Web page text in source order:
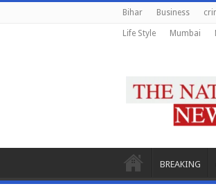
Bihar Business
Life Style Mumbai
BREAKING